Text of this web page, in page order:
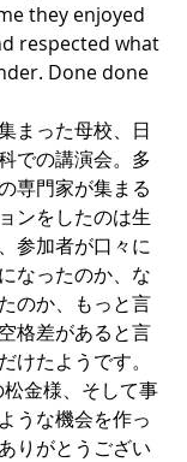
they enjoyed
respected what
Done done
まった母校、日
での講演会。多
専門家が集まる
ンをしたのは生
参加者が口々に
なったのか、な
のか、もっと言
格差があると言
けたようです。
金様、そして事
うな機会を作っ
りがとうござい